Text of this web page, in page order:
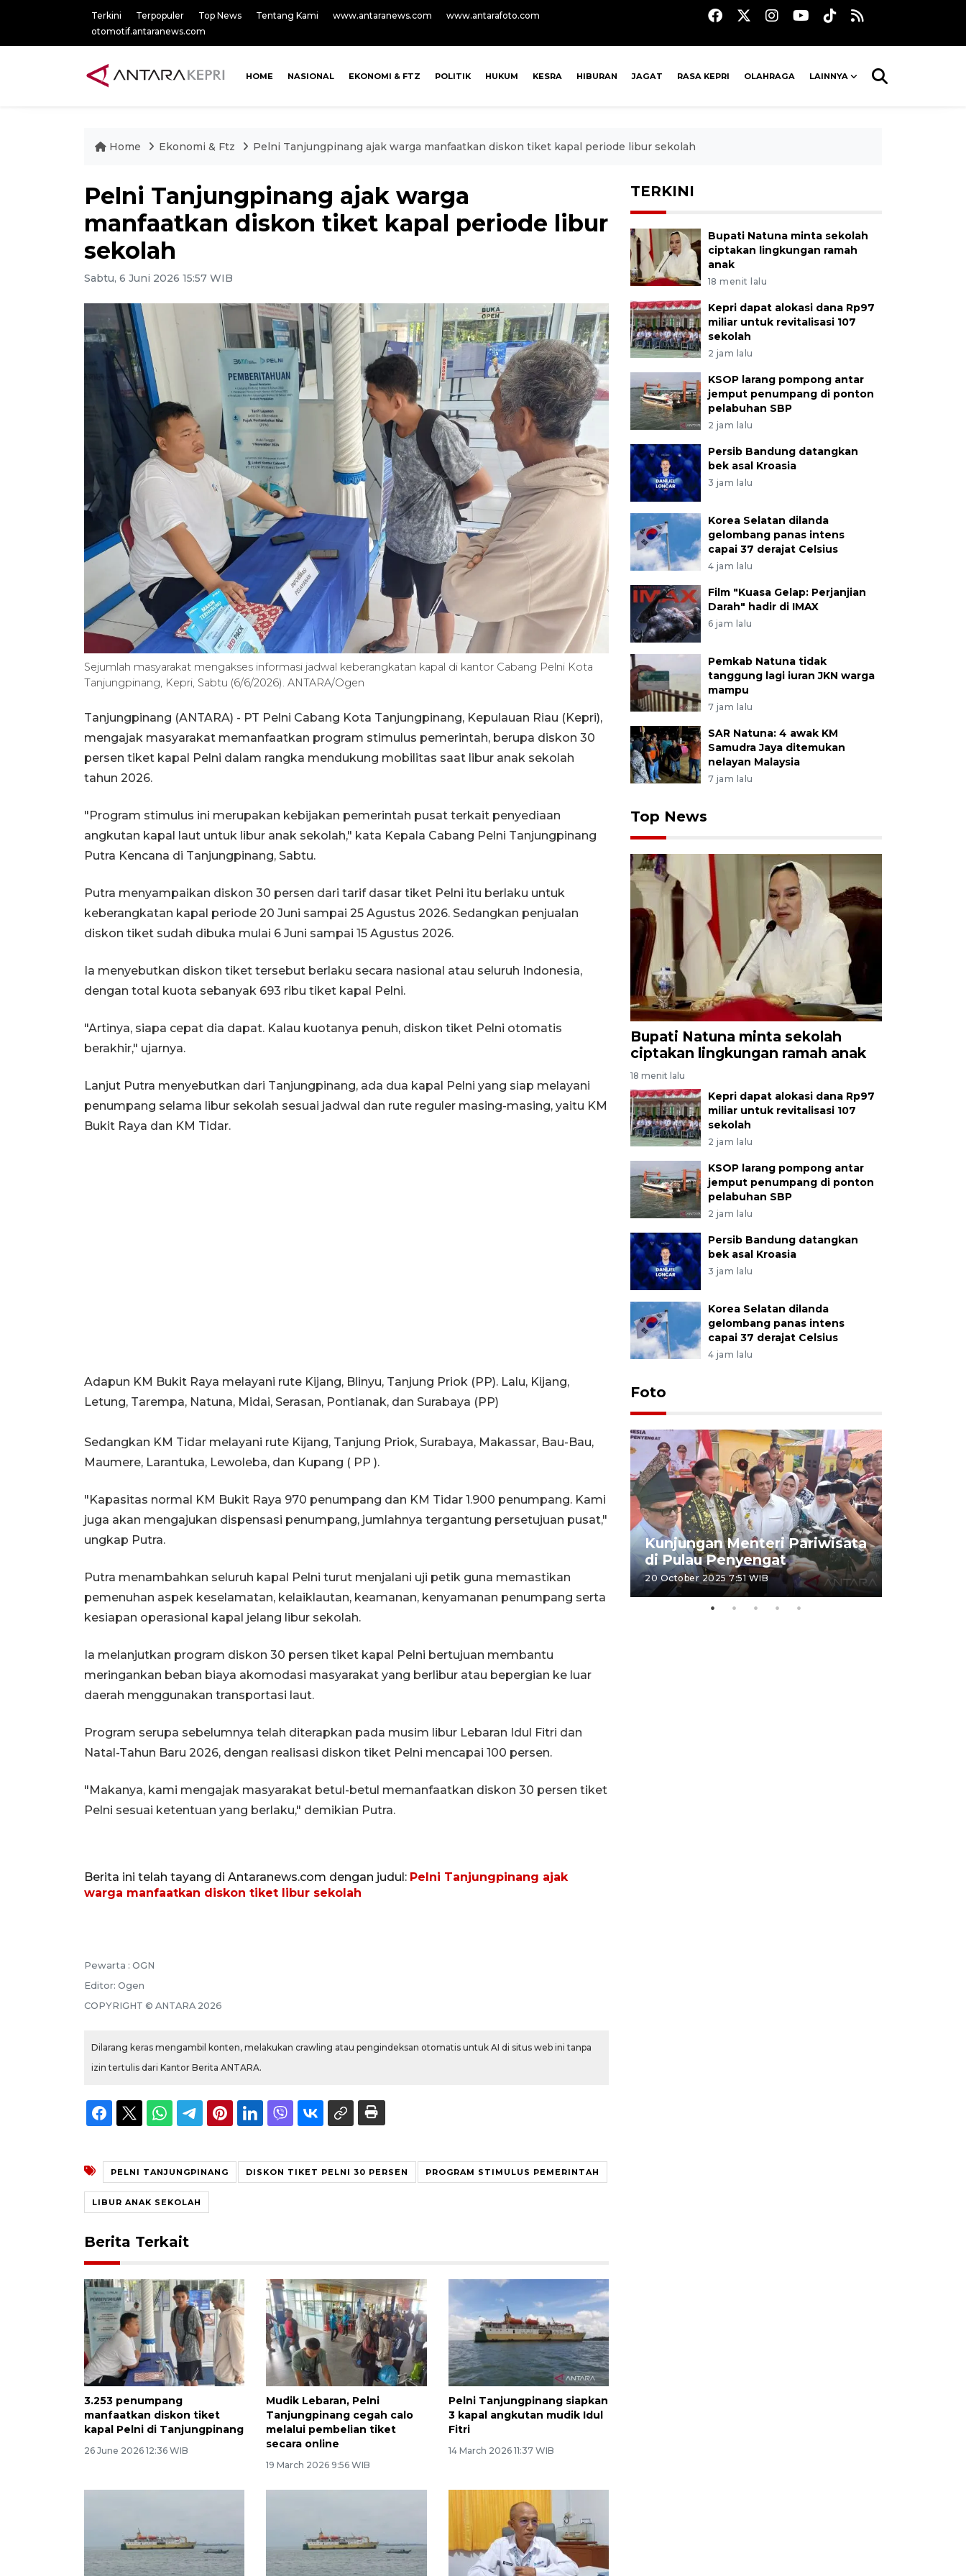
Terkini Terpopuler Top News Tentang Kami www.antaranews.com
www.antarafoto.com
otomotif.antaranews.com
HOME NASIONAL EKONOMI & FTZ POLITIK HUKUM KESRA HIBURAN JAGAT RASA KEPRI OLAHRAGA LAINNYA
Home Ekonomi & Ftz Pelni Tanjungpinang ajak warga manfaatkan diskon tiket kapal periode libur sekolah
Pelni Tanjungpinang ajak warga
manfaatkan diskon tiket kapal periode libur
sekolah
Sabtu, 6 Juni 2026 15:57 WIB
Sejumlah masyarakat mengakses informasi jadwal keberangkatan kapal di kantor Cabang Pelni Kota
Tanjungpinang, Kepri, Sabtu (6/6/2026). ANTARA/Ogen
Tanjungpinang (ANTARA) - PT Pelni Cabang Kota Tanjungpinang, Kepulauan Riau (Kepri),
mengajak masyarakat memanfaatkan program stimulus pemerintah, berupa diskon 30
persen tiket kapal Pelni dalam rangka mendukung mobilitas saat libur anak sekolah
tahun 2026.
"Program stimulus ini merupakan kebijakan pemerintah pusat terkait penyediaan
angkutan kapal laut untuk libur anak sekolah," kata Kepala Cabang Pelni Tanjungpinang
Putra Kencana di Tanjungpinang, Sabtu.
Putra menyampaikan diskon 30 persen dari tarif dasar tiket Pelni itu berlaku untuk
keberangkatan kapal periode 20 Juni sampai 25 Agustus 2026. Sedangkan penjualan
diskon tiket sudah dibuka mulai 6 Juni sampai 15 Agustus 2026.
Ia menyebutkan diskon tiket tersebut berlaku secara nasional atau seluruh Indonesia,
dengan total kuota sebanyak 693 ribu tiket kapal Pelni.
"Artinya, siapa cepat dia dapat. Kalau kuotanya penuh, diskon tiket Pelni otomatis
berakhir," ujarnya.
Lanjut Putra menyebutkan dari Tanjungpinang, ada dua kapal Pelni yang siap melayani
penumpang selama libur sekolah sesuai jadwal dan rute reguler masing-masing, yaitu KM
Bukit Raya dan KM Tidar.
Adapun KM Bukit Raya melayani rute Kijang, Blinyu, Tanjung Priok (PP). Lalu, Kijang,
Letung, Tarempa, Natuna, Midai, Serasan, Pontianak, dan Surabaya (PP)
Sedangkan KM Tidar melayani rute Kijang, Tanjung Priok, Surabaya, Makassar, Bau-Bau,
Maumere, Larantuka, Lewoleba, dan Kupang ( PP ).
"Kapasitas normal KM Bukit Raya 970 penumpang dan KM Tidar 1.900 penumpang. Kami
juga akan mengajukan dispensasi penumpang, jumlahnya tergantung persetujuan pusat,"
ungkap Putra.
Putra menambahkan seluruh kapal Pelni turut menjalani uji petik guna memastikan
pemenuhan aspek keselamatan, kelaiklautan, keamanan, kenyamanan penumpang serta
kesiapan operasional kapal jelang libur sekolah.
Ia melanjutkan program diskon 30 persen tiket kapal Pelni bertujuan membantu
meringankan beban biaya akomodasi masyarakat yang berlibur atau bepergian ke luar
daerah menggunakan transportasi laut.
Program serupa sebelumnya telah diterapkan pada musim libur Lebaran Idul Fitri dan
Natal-Tahun Baru 2026, dengan realisasi diskon tiket Pelni mencapai 100 persen.
"Makanya, kami mengajak masyarakat betul-betul memanfaatkan diskon 30 persen tiket
Pelni sesuai ketentuan yang berlaku," demikian Putra.
Berita ini telah tayang di Antaranews.com dengan judul: Pelni Tanjungpinang ajak
warga manfaatkan diskon tiket libur sekolah
Pewarta : OGN
Editor: Ogen
COPYRIGHT © ANTARA 2026
Dilarang keras mengambil konten, melakukan crawling atau pengindeksan otomatis untuk AI di situs web ini tanpa
izin tertulis dari Kantor Berita ANTARA.
PELNI TANJUNGPINANG DISKON TIKET PELNI 30 PERSEN PROGRAM STIMULUS PEMERINTAH
LIBUR ANAK SEKOLAH
Berita Terkait
3.253 penumpang
manfaatkan diskon tiket
kapal Pelni di Tanjungpinang
26 June 2026 12:36 WIB
Mudik Lebaran, Pelni
Tanjungpinang cegah calo
melalui pembelian tiket
secara online
19 March 2026 9:56 WIB
Pelni Tanjungpinang siapkan
3 kapal angkutan mudik Idul
Fitri
14 March 2026 11:37 WIB
TERKINI
Bupati Natuna minta sekolah
ciptakan lingkungan ramah
anak
18 menit lalu
Kepri dapat alokasi dana Rp97
miliar untuk revitalisasi 107
sekolah
2 jam lalu
KSOP larang pompong antar
jemput penumpang di ponton
pelabuhan SBP
2 jam lalu
Persib Bandung datangkan
bek asal Kroasia
3 jam lalu
Korea Selatan dilanda
gelombang panas intens
capai 37 derajat Celsius
4 jam lalu
Film "Kuasa Gelap: Perjanjian
Darah" hadir di IMAX
6 jam lalu
Pemkab Natuna tidak
tanggung lagi iuran JKN warga
mampu
7 jam lalu
SAR Natuna: 4 awak KM
Samudra Jaya ditemukan
nelayan Malaysia
7 jam lalu
Top News
Bupati Natuna minta sekolah
ciptakan lingkungan ramah anak
18 menit lalu
Kepri dapat alokasi dana Rp97
miliar untuk revitalisasi 107
sekolah
2 jam lalu
KSOP larang pompong antar
jemput penumpang di ponton
pelabuhan SBP
2 jam lalu
Persib Bandung datangkan
bek asal Kroasia
3 jam lalu
Korea Selatan dilanda
gelombang panas intens
capai 37 derajat Celsius
4 jam lalu
Foto
08 February 2024 15:30 WIB, 2024
Kunjungan Menteri Pariwisata
di Pulau Penyengat
20 October 2025 7:51 WIB